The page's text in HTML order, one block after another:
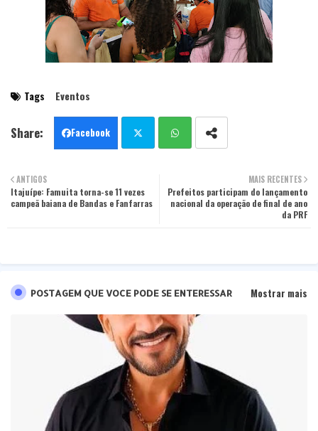
Tags Eventos
Facebook
ter tsa
MAIS RECENTES
Prefeitos participam do lançamento
nacional da operação de final de ano
da PRF
ANTIGOS
Itajuípe: Famuita torna-se 11 vezes
campeã baiana de Bandas e Fanfarras
POSTAGEM QUE VOCE PODE SE ENTERESSAR Mostrar mais